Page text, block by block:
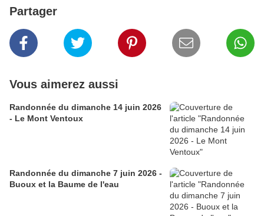
Partager
Vous aimerez aussi
Randonnée du dimanche 14 juin 2026
- Le Mont Ventoux
Randonnée du dimanche 7 juin 2026 -
Buoux et la Baume de l'eau